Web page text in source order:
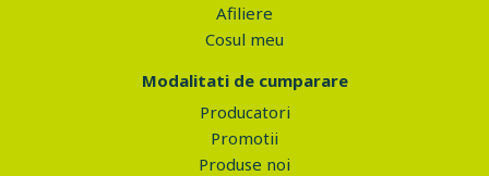
Afiliere
Cosul meu
Modalitati de cumparare
Producatori
Promotii
Produse noi